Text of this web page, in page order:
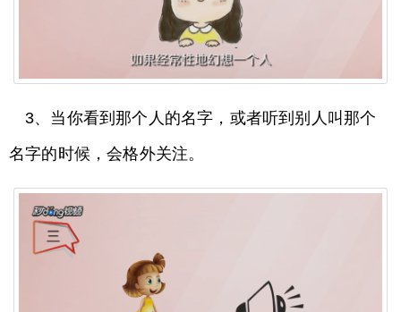
3、当你看到那个人的名字，或者听到别人叫那个
名字的时候，会格外关注。